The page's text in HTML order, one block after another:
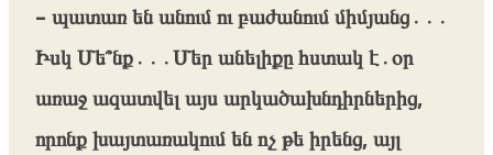
– պատառ են անում ու բաժանում միմյանց․․․
Իսկ Մե՞նք․․․Մեր անելիքը հստակ է․օր
առաջ ազատվել այս արկածախնդիրներից,
որոնք խայտառակում են ոչ թե իրենց, այլ